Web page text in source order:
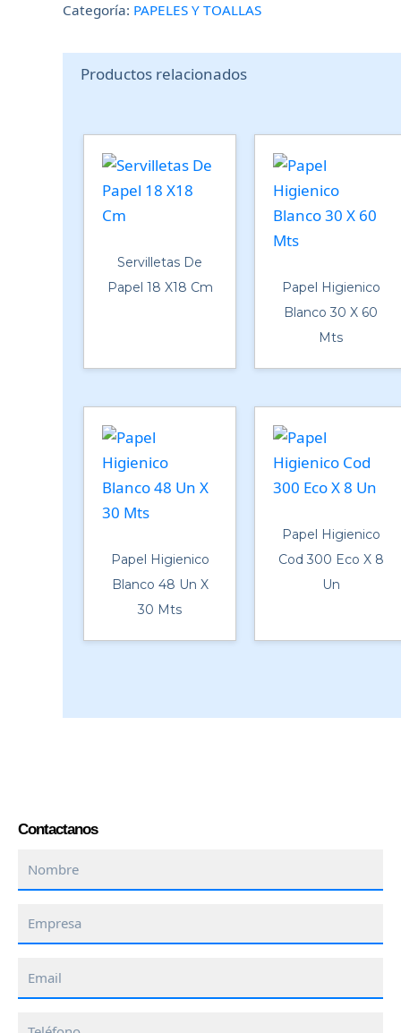
Categoría: PAPELES Y TOALLAS
Productos relacionados
Servilletas De
Papel 18 X18 Cm
Papel Higienico
Blanco 30 X 60
Mts
Papel Higienico
Blanco 48 Un X
30 Mts
Papel Higienico
Cod 300 Eco X 8
Un
Contactanos
Nombre
Empresa
Teléfono